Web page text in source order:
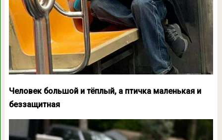
Человек большой и тёплый, а птичка маленькая и
беззащитная